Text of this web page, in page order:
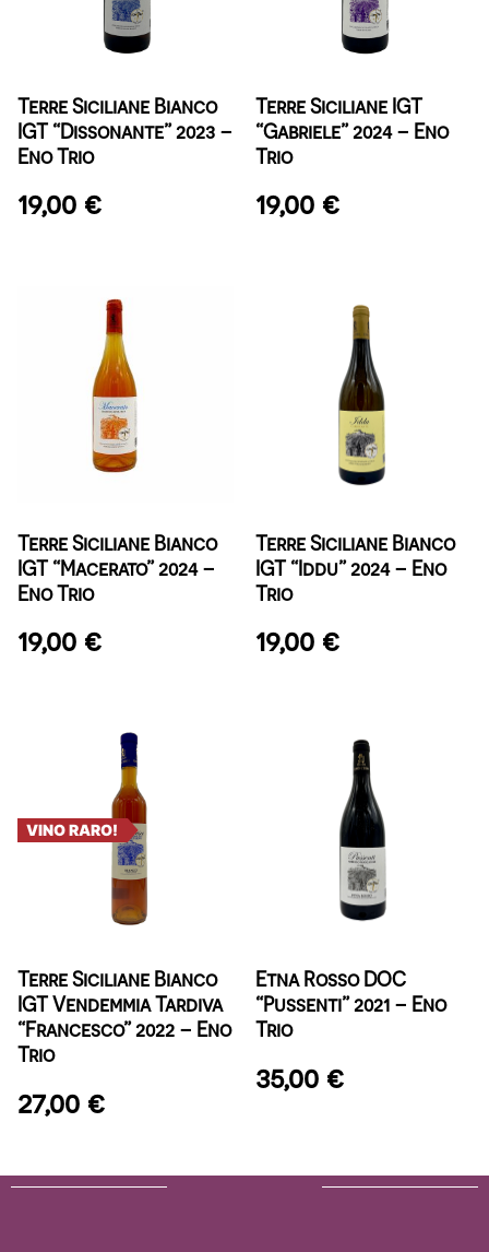
Terre Siciliane Bianco
IGT “Dissonante” 2023 –
Eno Trio
19,00 €
Terre Siciliane IGT
“Gabriele” 2024 – Eno
Trio
19,00 €
Terre Siciliane Bianco
IGT “Macerato” 2024 –
Eno Trio
19,00 €
Terre Siciliane Bianco
IGT “Iddu” 2024 – Eno
Trio
19,00 €
VINO RARO!
Terre Siciliane Bianco
IGT Vendemmia Tardiva
“Francesco” 2022 – Eno
Trio
27,00 €
Etna Rosso DOC
“Pussenti” 2021 – Eno
Trio
35,00 €